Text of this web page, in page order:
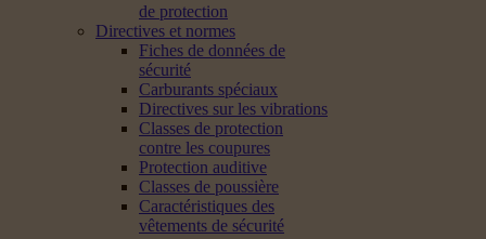
de protection
Directives et normes
Fiches de données de
sécurité
Carburants spéciaux
Directives sur les vibrations
Classes de protection
contre les coupures
Protection auditive
Classes de poussière
Caractéristiques des
vêtements de sécurité